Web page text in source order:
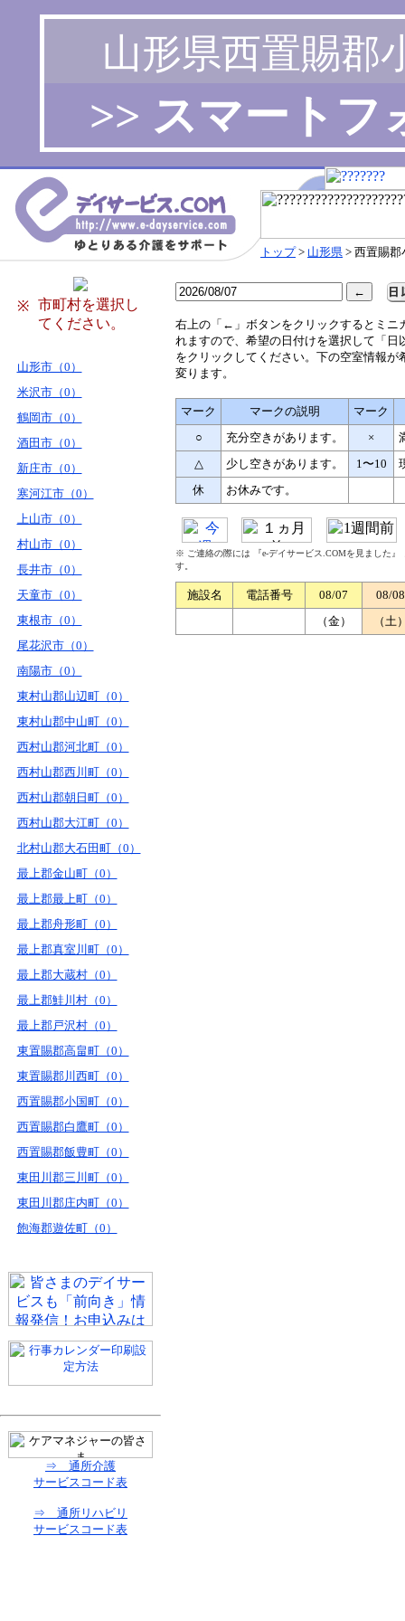
山形県西置賜郡
>> スマートフ
トップ> 山形県 > 西置賜郡
※
市町村を選択し
てください。
山形市（0）
米沢市（0）
鶴岡市（0）
酒田市（0）
新庄市（0）
寒河江市（0）
上山市（0）
村山市（0）
長井市（0）
天童市（0）
東根市（0）
尾花沢市（0）
南陽市（0）
東村山郡山辺町（0）
東村山郡中山町（0）
西村山郡河北町（0）
西村山郡西川町（0）
西村山郡朝日町（0）
西村山郡大江町（0）
北村山郡大石田町（0）
最上郡金山町（0）
最上郡最上町（0）
最上郡舟形町（0）
最上郡真室川町（0）
最上郡大蔵村（0）
最上郡鮭川村（0）
最上郡戸沢村（0）
東置賜郡高畠町（0）
東置賜郡川西町（0）
西置賜郡小国町（0）
西置賜郡白鷹町（0）
西置賜郡飯豊町（0）
東田川郡三川町（0）
東田川郡庄内町（0）
飽海郡遊佐町（0）
⇒ 通所介護
サービスコード表
⇒ 通所リハビリ
サービスコード表
右 上の「←」ボタンをクリックするとミニ
れますので、希望の日付けを選択して「日
をクリックしてください。下の空室情報が
変ります。
マーク マークの説明
マーク
○
充分空きがあります。 ×
△
少し空きがあります。 1〜10
休
お休みです。
※ ご連絡の際には 『e-デイサービス.COMを見ました
す。
施設名 電話番号 08/07
08/08
（金）
（土